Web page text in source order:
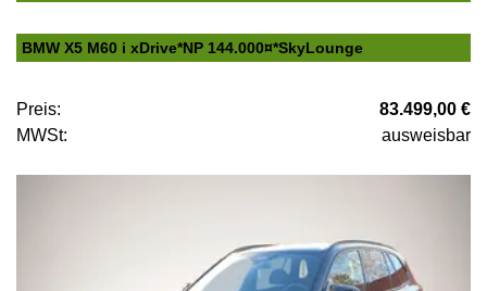
BMW X5 M60 i xDrive*NP 144.000¤*SkyLounge
Preis:
83.499,00 €
MWSt:
ausweisbar